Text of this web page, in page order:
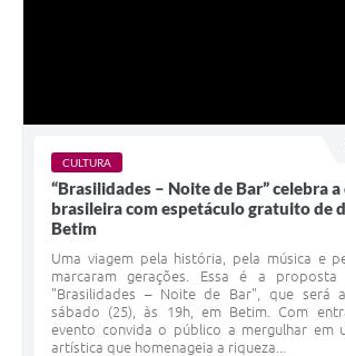
CULTURA
“Brasilidades – Noite de Bar” celebra
brasileira com espetáculo gratuito de
Betim
Uma viagem pela história, pela música e
marcaram gerações. Essa é a proposta
"Brasilidades – Noite de Bar", que será
sábado (25), às 19h, em Betim. Com
evento convida o público a mergulhar em
artística que homenageia a riqueza...